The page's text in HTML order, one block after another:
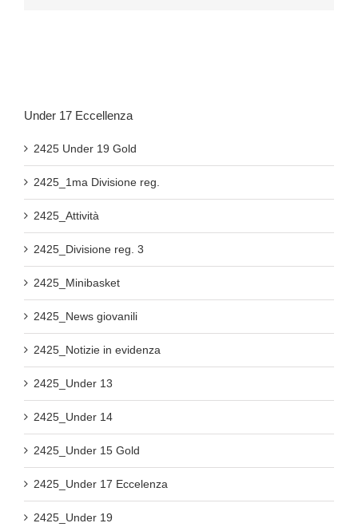
Under 17 Eccellenza
2425 Under 19 Gold
2425_1ma Divisione reg.
2425_Attività
2425_Divisione reg. 3
2425_Minibasket
2425_News giovanili
2425_Notizie in evidenza
2425_Under 13
2425_Under 14
2425_Under 15 Gold
2425_Under 17 Eccelenza
2425_Under 19